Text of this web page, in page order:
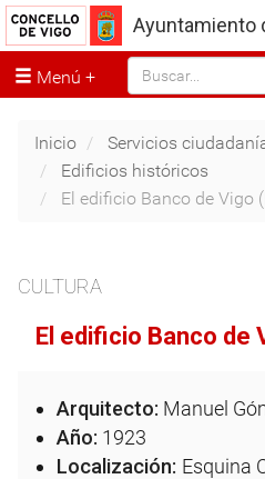
Ayuntamiento
Menú
Inicio Servicios
Edificios históricos
El edificio Banco de Vigo
CULTURA
El edificio Banco de
Arquitecto: Manuel
Año: 1923
Localización: Esquina